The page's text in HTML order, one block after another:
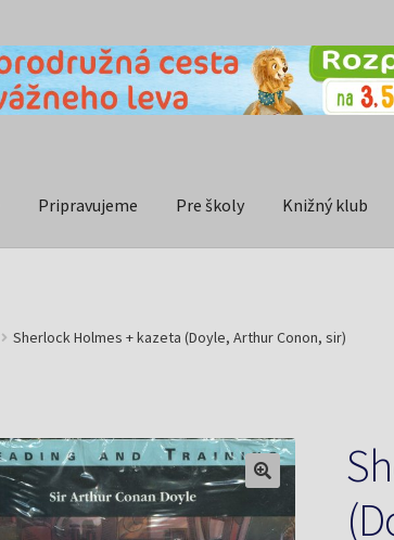
Pripravujeme Pre školy Knižný klub
Sherlock Holmes + kazeta (Doyle, Arthur Conon, sir)